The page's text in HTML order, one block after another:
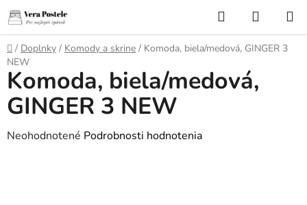
Prejsť
na
obsah
Hľadať
KOŠÍK
Domov
/ Doplnky / Komody a skrine / Komoda, biela/medová, GINGER 3
NEW
Komoda, biela/medová,
GINGER 3 NEW
Priemerné
Neohodnotené Podrobnosti hodnotenia